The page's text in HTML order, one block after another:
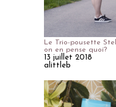
Le Trio-pousette
on en pense quoi?
13 juillet 2018
alittleb